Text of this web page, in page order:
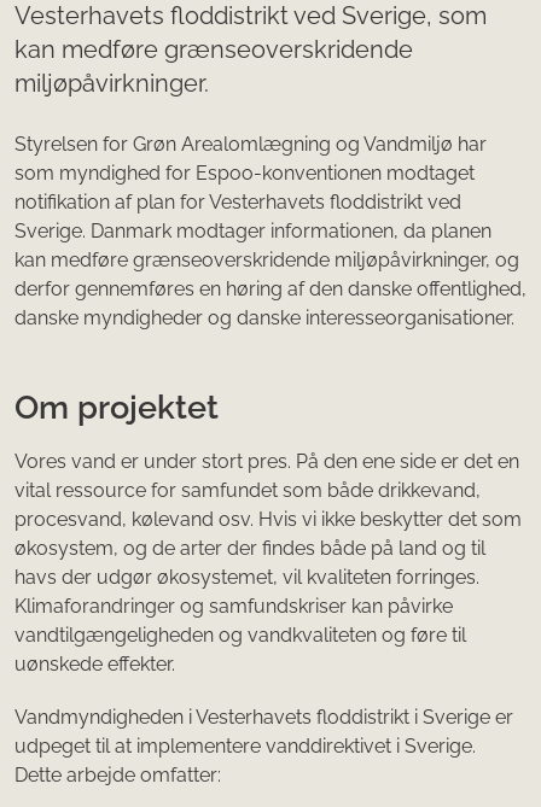
Vesterhavets floddistrikt ved Sverige, som
kan medføre grænseoverskridende
miljøpåvirkninger.
Styrelsen for Grøn Arealomlægning og Vandmiljø har
som myndighed for Espoo-konventionen modtaget
notifikation af plan for Vesterhavets floddistrikt ved
Sverige. Danmark modtager informationen, da planen
kan medføre grænseoverskridende miljøpåvirkninger, og
derfor gennemføres en høring af den danske offentlighed,
danske myndigheder og danske interesseorganisationer.
Om projektet
Vores vand er under stort pres. På den ene side er det en
vital ressource for samfundet som både drikkevand,
procesvand, kølevand osv. Hvis vi ikke beskytter det som
økosystem, og de arter der findes både på land og til
havs der udgør økosystemet, vil kvaliteten forringes.
Klimaforandringer og samfundskriser kan påvirke
vandtilgængeligheden og vandkvaliteten og føre til
uønskede effekter.
Vandmyndigheden i Vesterhavets floddistrikt i Sverige er
udpeget til at implementere vanddirektivet i Sverige.
Dette arbejde omfatter: